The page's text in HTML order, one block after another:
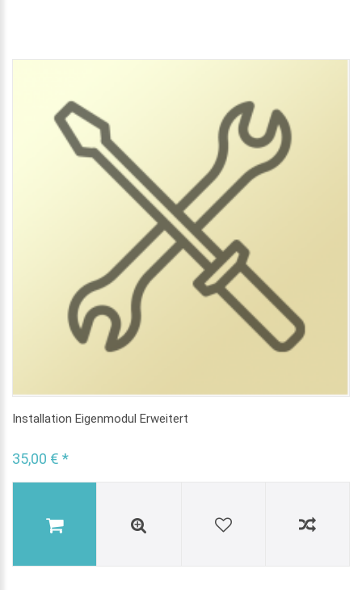
Installation Eigenmodul Erweitert
35,00 € *